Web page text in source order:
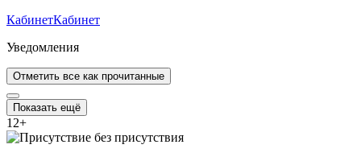
КабинетКабинет
Уведомления
Отметить все как прочитанные
Показать ещё
12+